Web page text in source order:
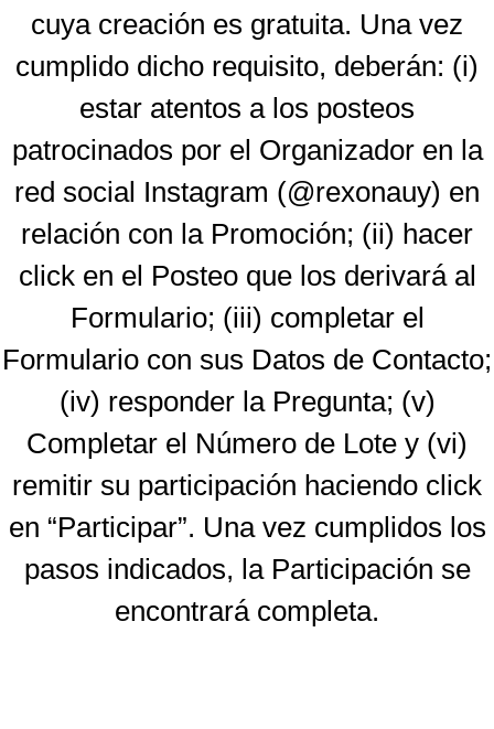
cuya creación es gratuita. Una vez
cumplido dicho requisito, deberán: (i)
estar atentos a los posteos
patrocinados por el Organizador en la
red social Instagram (@rexonauy) en
relación con la Promoción; (ii) hacer
click en el Posteo que los derivará al
Formulario; (iii) completar el
Formulario con sus Datos de Contacto;
(iv) responder la Pregunta; (v)
Completar el Número de Lote y (vi)
remitir su participación haciendo click
en “Participar”. Una vez cumplidos los
pasos indicados, la Participación se
encontrará completa.